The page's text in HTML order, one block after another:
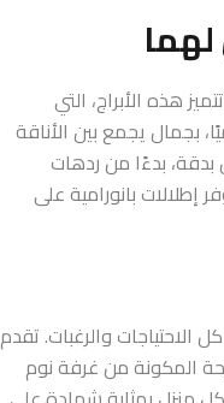
هذه الأبراج، التي
يجمع بين الأناقة
بدقة، بدءًا من ردهات
إطلالات بانورامية على
الاحتياجات والرغبات. تقدم
المكونة من غرفة نوم